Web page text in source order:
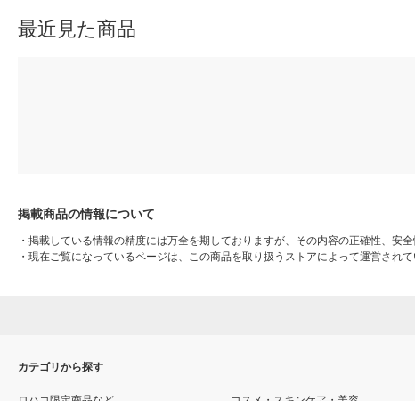
最近見た商品
掲載商品の情報について
・ 掲載している情報の精度には万全を期しておりますが、その内容の正確性、安
・ 現在ご覧になっているページは、この商品を取り扱うストアによって運営され
カテゴリから探す